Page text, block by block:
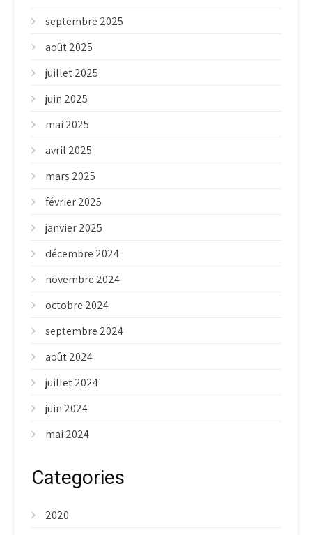
septembre 2025
août 2025
juillet 2025
juin 2025
mai 2025
avril 2025
mars 2025
février 2025
janvier 2025
décembre 2024
novembre 2024
octobre 2024
septembre 2024
août 2024
juillet 2024
juin 2024
mai 2024
Categories
2020